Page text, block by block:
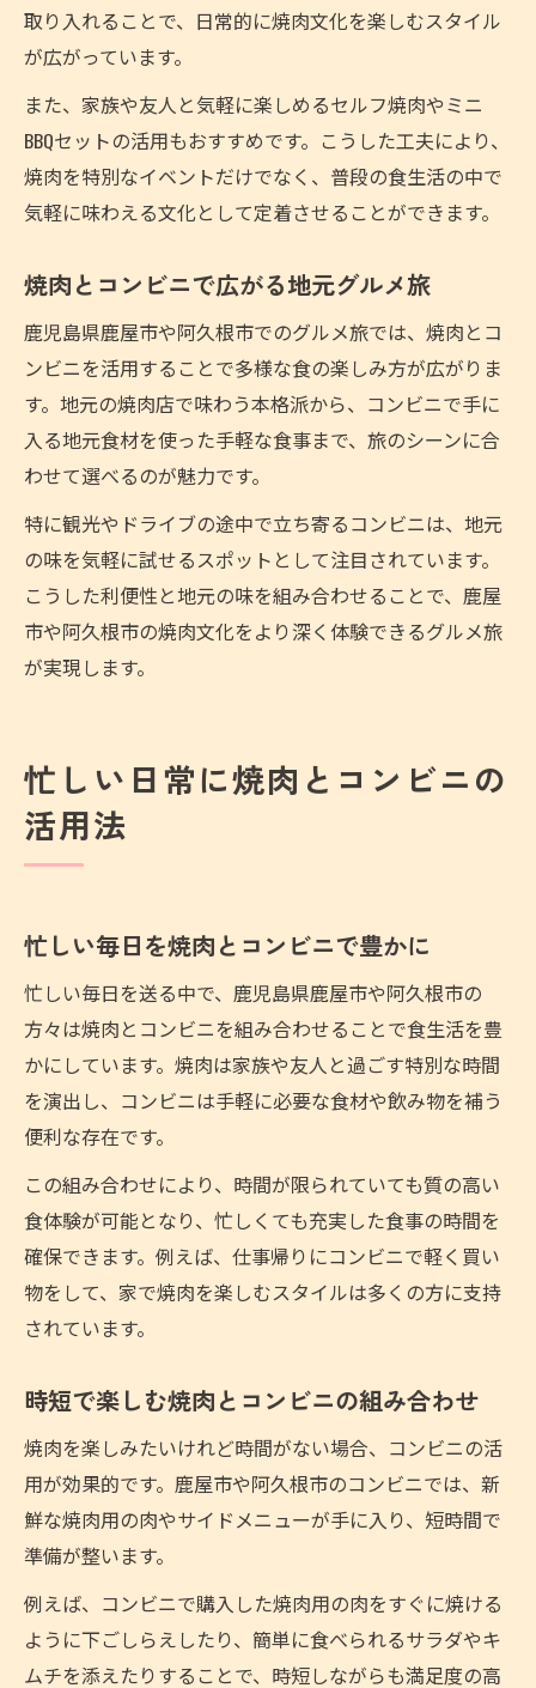
取り入れることで、日常的に焼肉文化を楽しむスタイル
が広がっています。
また、家族や友人と気軽に楽しめるセルフ焼肉やミニ
BBQセットの活用もおすすめです。こうした工夫により、
焼肉を特別なイベントだけでなく、普段の食生活の中で
気軽に味わえる文化として定着させることができます。
焼肉とコンビニで広がる地元グルメ旅
鹿児島県鹿屋市や阿久根市でのグルメ旅では、焼肉とコ
ンビニを活用することで多様な食の楽しみ方が広がりま
す。地元の焼肉店で味わう本格派から、コンビニで手に
入る地元食材を使った手軽な食事まで、旅のシーンに合
わせて選べるのが魅力です。
特に観光やドライブの途中で立ち寄るコンビニは、地元
の味を気軽に試せるスポットとして注目されています。
こうした利便性と地元の味を組み合わせることで、鹿屋
市や阿久根市の焼肉文化をより深く体験できるグルメ旅
が実現します。
忙しい日常に焼肉とコンビニの
活用法
忙しい毎日を焼肉とコンビニで豊かに
忙しい毎日を送る中で、鹿児島県鹿屋市や阿久根市の
方々は焼肉とコンビニを組み合わせることで食生活を豊
かにしています。焼肉は家族や友人と過ごす特別な時間
を演出し、コンビニは手軽に必要な食材や飲み物を補う
便利な存在です。
この組み合わせにより、時間が限られていても質の高い
食体験が可能となり、忙しくても充実した食事の時間を
確保できます。例えば、仕事帰りにコンビニで軽く買い
物をして、家で焼肉を楽しむスタイルは多くの方に支持
されています。
時短で楽しむ焼肉とコンビニの組み合わせ
焼肉を楽しみたいけれど時間がない場合、コンビニの活
用が効果的です。鹿屋市や阿久根市のコンビニでは、新
鮮な焼肉用の肉やサイドメニューが手に入り、短時間で
準備が整います。
例えば、コンビニで購入した焼肉用の肉をすぐに焼ける
ように下ごしらえしたり、簡単に食べられるサラダやキ
ムチを添えたりすることで、時短しながらも満足度の高